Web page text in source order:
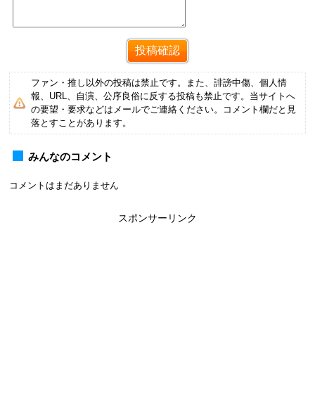
ファン・推し以外の投稿は禁止です。また、誹謗中傷、個人情
報、URL、自演、公序良俗に反する投稿も禁止です。当サイトへ
の要望・要求などはメールでご連絡ください。コメント欄だと見
落とすことがあります。
みんなのコメント
コメントはまだありません
スポンサーリンク